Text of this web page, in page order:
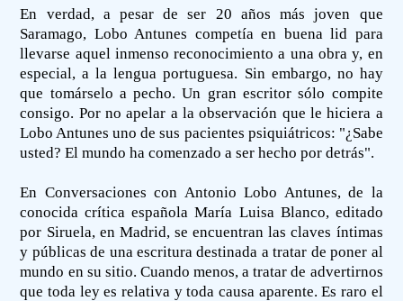
En verdad, a pesar de ser 20 años más joven que
Saramago, Lobo Antunes competía en buena lid para
llevarse aquel inmenso reconocimiento a una obra y, en
especial, a la lengua portuguesa. Sin embargo, no hay
que tomárselo a pecho. Un gran escritor sólo compite
consigo. Por no apelar a la observación que le hiciera a
Lobo Antunes uno de sus pacientes psiquiátricos: "¿Sabe
usted? El mundo ha comenzado a ser hecho por detrás".
En Conversaciones con Antonio Lobo Antunes, de la
conocida crítica española María Luisa Blanco, editado
por Siruela, en Madrid, se encuentran las claves íntimas
y públicas de una escritura destinada a tratar de poner al
mundo en su sitio. Cuando menos, a tratar de advertirnos
que toda ley es relativa y toda causa aparente. Es raro el